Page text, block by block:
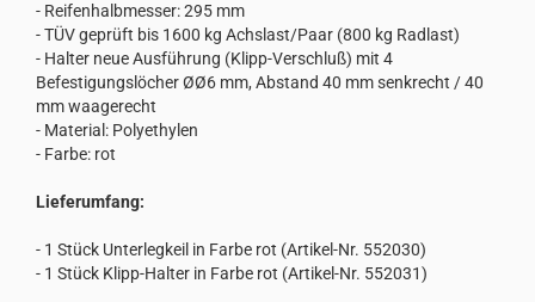
- Reifenhalbmesser: 295 mm
- TÜV geprüft bis 1600 kg Achslast/Paar (800 kg Radlast)
- Halter neue Ausführung (Klipp-Verschluß) mit 4
Befestigungslöcher ØØ6 mm, Abstand 40 mm senkrecht / 40
mm waagerecht
- Material: Polyethylen
- Farbe: rot
Lieferumfang:
- 1 Stück Unterlegkeil in Farbe rot (Artikel-Nr. 552030)
- 1 Stück Klipp-Halter in Farbe rot (Artikel-Nr. 552031)